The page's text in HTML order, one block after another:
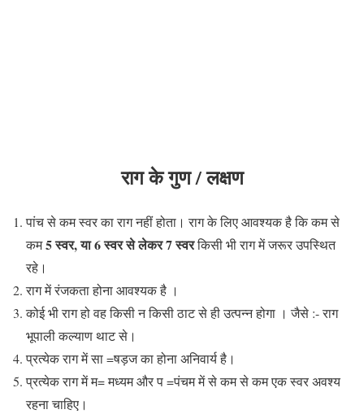
राग के गुण / लक्षण
पांच से कम स्वर का राग नहीं होता। राग के लिए आवश्यक है कि कम से
कम5 स्वर, या 6 स्वर से लेकर 7 स्वरकिसी भी राग में जरूर उपस्थित
रहे।
राग में रंजकता होना आवश्यक है ‌।
कोई भी राग हो वह किसी न किसी ठाट से ही उत्पन्न होगा । जैसे :- राग
भूपाली कल्याण थाट से।
प्रत्येक राग में सा =षड़ज का होना अनिवार्य है।
प्रत्येक राग में म= मध्यम और प =पंचम में से कम से कम एक स्वर अवश्य
रहना चाहिए।